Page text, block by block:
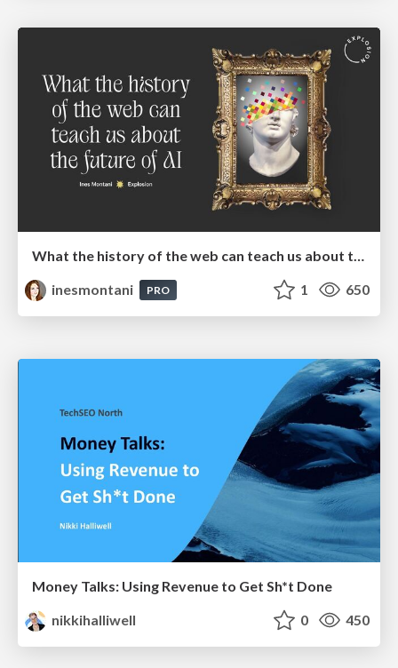
inesmontani
PRO 1 650
Money Talks: Using Revenue to Get Sh*t Done
nikkihalliwell
0 450